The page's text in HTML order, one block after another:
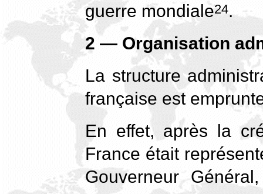
guerre mondiale24.
2 — Organisation
La structure
française est
En effet, après la
France était
Gouverneur